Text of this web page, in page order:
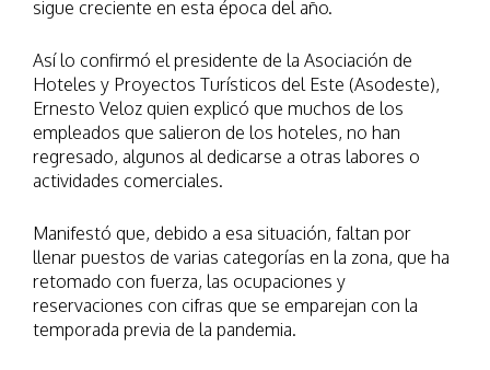
sigue creciente en esta época del año.
Así lo confirmó el presidente de la Asociación de
Hoteles y Proyectos Turísticos del Este (Asodeste),
Ernesto Veloz quien explicó que muchos de los
empleados que salieron de los hoteles, no han
regresado, algunos al dedicarse a otras labores o
actividades comerciales.
Manifestó que, debido a esa situación, faltan por
llenar puestos de varias categorías en la zona, que ha
retomado con fuerza, las ocupaciones y
reservaciones con cifras que se emparejan con la
temporada previa de la pandemia.